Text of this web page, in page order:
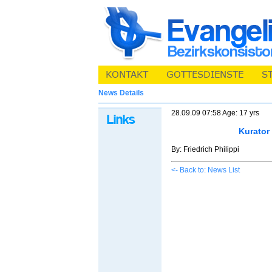
News Details
28.09.09 07:58 Age: 17 yrs
Kurator
By: Friedrich Philippi
<- Back to: News List